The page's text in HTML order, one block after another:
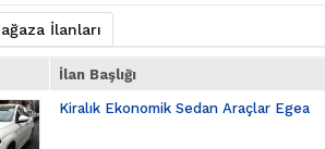
İlanları
İlan Başlığı
Kiralık Ekonomik Sedan Araçlar Egea